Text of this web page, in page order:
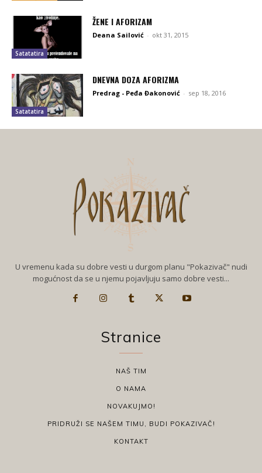
Satatatira
ŽENE I AFORIZAM
Deana Sailović - okt 31, 2015
Satatatira
DNEVNA DOZA AFORIZMA
Predrag - Peđa Đakonović - sep 18, 2016
U vremenu kada su dobre vesti u durgom planu "Pokazivač" nudi
mogućnost da se u njemu pojavljuju samo dobre vesti...
Stranice
NAŠ TIM
O NAMA
NOVAKUJMO!
PRIDRUŽI SE NAŠEM TIMU, BUDI POKAZIVAČ!
KONTAKT